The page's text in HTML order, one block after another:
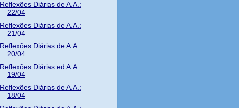
Reflexões Diárias de A.A.:
22/04
Reflexões Diárias de A.A.:
21/04
Reflexões Diárias de A.A.:
20/04
Reflexões Diárias ed A.A.:
19/04
Reflexões Diárias de A.A.:
18/04